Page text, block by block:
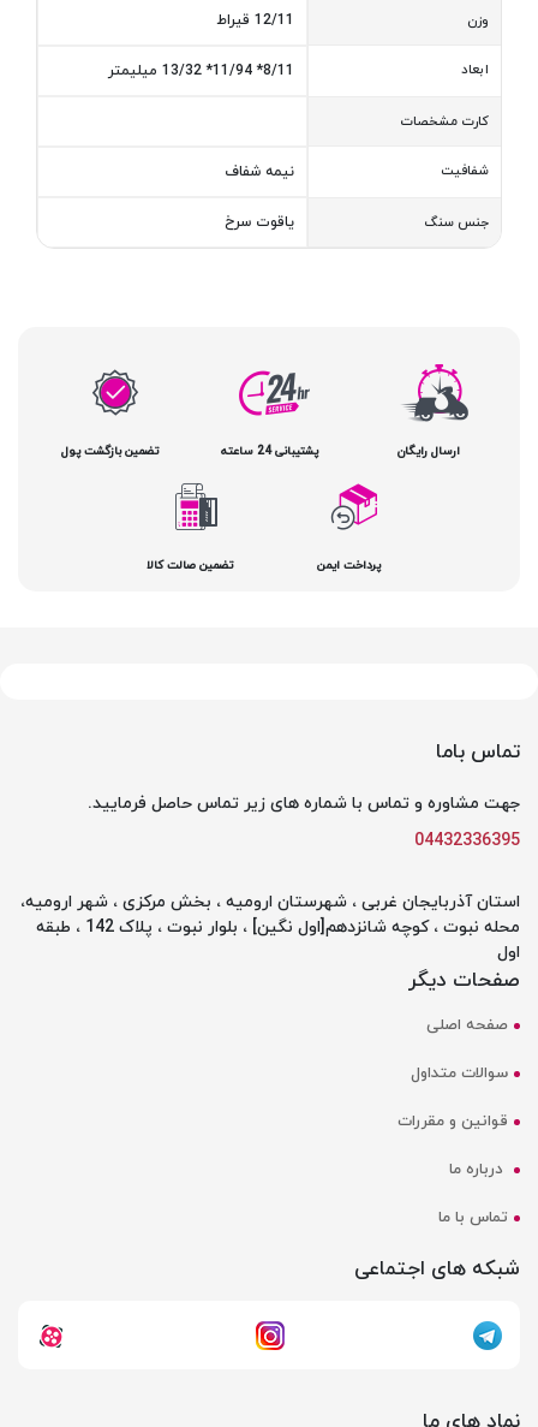
وزن 12/11 قیراط
ابعاد 8/11* 11/94* 13/32 میلیمتر
کارت مشخصات
شفافیت نیمه شفاف
جنس سنگ یاقوت سرخ
ارسال رایگان پشتیبانی 24 ساعته تضمین بازگشت پول
پرداخت ایمن تضمین صالت کالا
تماس باما
جهت مشاوره و تماس با شماره های زیر تماس حاصل فرمایید.
04432336395
استان آذربایجان غربی ، شهرستان ارومیه ، بخش مرکزی ، شهر ارومیه،
محله نبوت ، کوچه شانزدهم[اول نگین] ، بلوار نبوت ، پلاک 142 ، طبقه
اول
صفحات دیگر
صفحه اصلی
سوالات متداول
قوانین و مقررات
درباره ما
تماس با ما
شبکه های اجتماعی